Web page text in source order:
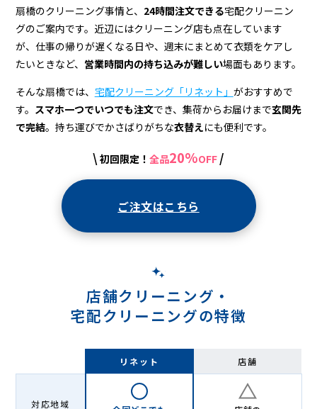
配
ク
リ
ー
ニ
扇橋のクリーニング事情と、 24時間注文できる宅配クリーニン
グのご案内です。近辺にはクリーニング店も点在しています
が、仕事の帰りが遅くなる日や、週末にまとめて衣類をケアし
たいときなど、 営業時間内の持ち込みが難しい場面もあります。
そんな扇橋では、 宅配クリーニング「リネット」 がおすすめで
す。 スマホ一つでいつでも注文でき、集荷からお届けまで玄関先
で完結。持ち運びでかさばりがちな衣替えにも便利です。
\ 初回限定！ 全品20%OFF /
ご注文はこちら
店舗クリーニング・
宅配クリーニングの特徴
リネット 店舗
対応地域